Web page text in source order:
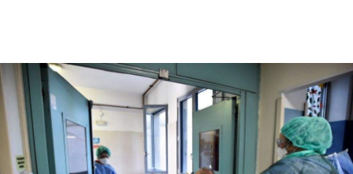
ΚΑΤΗΓΟΡΙΕΣ ΣΥΝΔΕΣΗ
Κύπρος
Απόψεις